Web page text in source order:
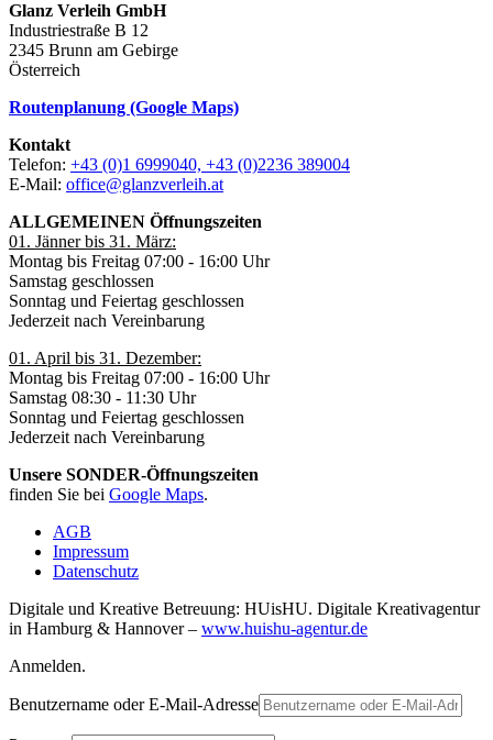
Glanz Verleih GmbH
Industriestraße B 12
2345 Brunn am Gebirge
Österreich
Routenplanung (Google Maps)
Kontakt
Telefon: +43 (0)1 6999040, +43 (0)2236 389004
E-Mail: office@glanzverleih.at
ALLGEMEINEN Öffnungszeiten
01. Jänner bis 31. März:
Montag bis Freitag 07:00 - 16:00 Uhr
Samstag geschlossen
Sonntag und Feiertag geschlossen
Jederzeit nach Vereinbarung
01. April bis 31. Dezember:
Montag bis Freitag 07:00 - 16:00 Uhr
Samstag 08:30 - 11:30 Uhr
Sonntag und Feiertag geschlossen
Jederzeit nach Vereinbarung
Unsere SONDER-Öffnungszeiten
finden Sie bei Google Maps.
AGB
Impressum
Datenschutz
Digitale und Kreative Betreuung: HUisHU. Digitale Kreativagentur
in Hamburg & Hannover – www.huishu-agentur.de
Anmelden.
Benutzername oder E-Mail-Adresse